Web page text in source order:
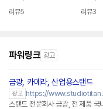
리뷰5
리뷰3
파워링크 광고
금광, 카메라, 산업용스탠드
광고 https://
스탠드 전문회사 금광, 전 제품